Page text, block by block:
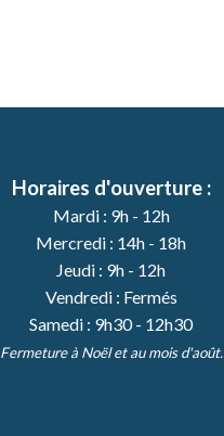
Horaires d'ouverture :
Mardi : 9h - 12h
Mercredi : 14h - 18h
Jeudi : 9h - 12h
Vendredi : Fermés
Samedi : 9h30 - 12h30
Fermeture à Noël et au mois d'août.